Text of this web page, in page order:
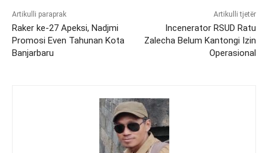
Artikulli paraprak
Raker ke-27 Apeksi, Nadjmi
Promosi Even Tahunan Kota
Banjarbaru
Artikulli tjetër
Incenerator RSUD Ratu
Zalecha Belum Kantongi Izin
Operasional